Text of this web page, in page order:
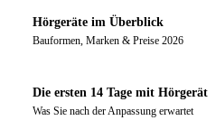
Hörgeräte im Überblick
Bauformen, Marken & Preise 2026
Die ersten 14 Tage mit Hörgerät
Was Sie nach der Anpassung erwartet